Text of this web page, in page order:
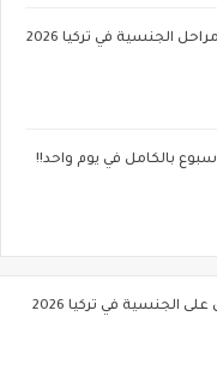
الجنسية في تركيا 2026
بالكامل في يوم واحد!!
الجنسية في تركيا 2026